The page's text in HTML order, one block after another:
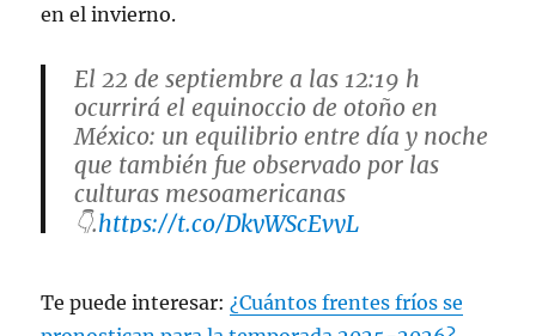
en el invierno.
El 22 de septiembre a las 12:19 h
ocurrirá el equinoccio de otoño en
México: un equilibrio entre día y noche
que también fue observado por las
culturas mesoamericanas
👇.https://t.co/DkyWScEvyL
— UNAM (@UNAM_MX)September
20, 2025
Te puede interesar:¿Cuántos frentes fríos se